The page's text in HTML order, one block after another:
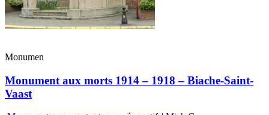
Monumen
Monument aux morts 1914 – 1918 – Biache-Saint-
Vaast